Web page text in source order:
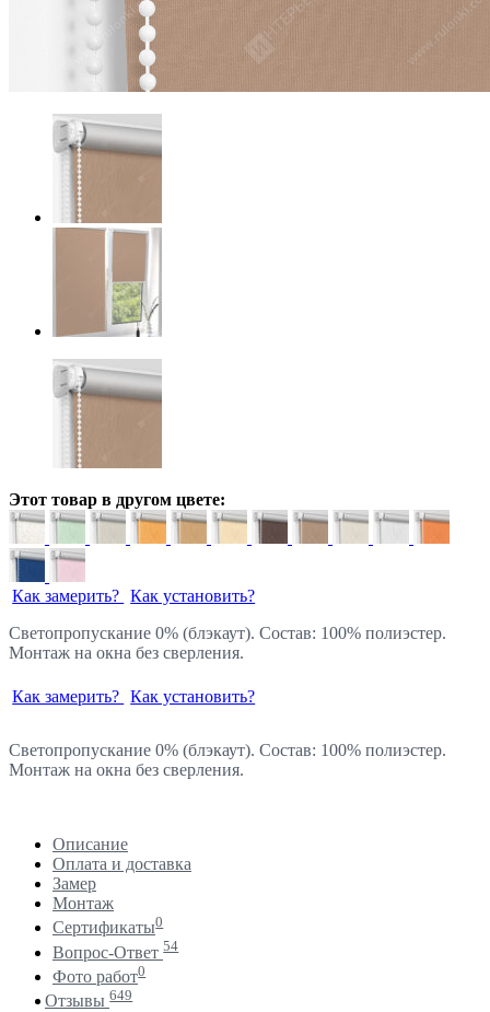
Этот товар в другом цвете:
Как замерить? Как установить?
Светопропускание 0% (блэкаут). Состав: 100% полиэстер.
Монтаж на окна без сверления.
Как замерить? Как установить?
Светопропускание 0% (блэкаут). Состав: 100% полиэстер.
Монтаж на окна без сверления.
Описание
Оплата и доставка
Замер
Монтаж
Сертификаты0
Вопрос-Ответ 54
Фото работ0
Отзывы 649